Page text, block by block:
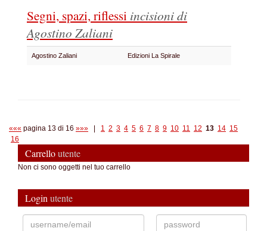
Segni, spazi, riflessi incisioni di
Agostino Zaliani
Agostino Zaliani Edizioni La Spirale
««« pagina 13 di 16 »»» 1 2 3 4 5 6 7 8 9 10 11 12 13 14 15
16
Carrelloutente
Non ci sono oggetti nel tuo carrello
Login utente